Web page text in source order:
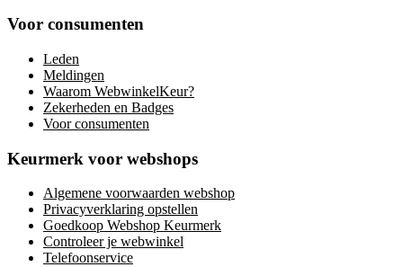
Voor consumenten
Leden
Meldingen
Waarom WebwinkelKeur?
Zekerheden en Badges
Voor consumenten
Keurmerk voor webshops
Algemene voorwaarden webshop
Privacyverklaring opstellen
Goedkoop Webshop Keurmerk
Controleer je webwinkel
Telefoonservice